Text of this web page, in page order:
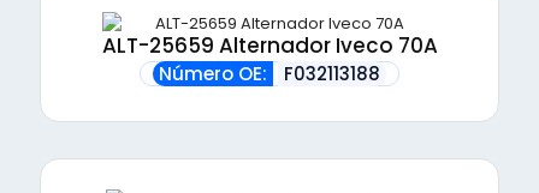
ALT-25659 Alternador Iveco 70A
Número OE: F032113188